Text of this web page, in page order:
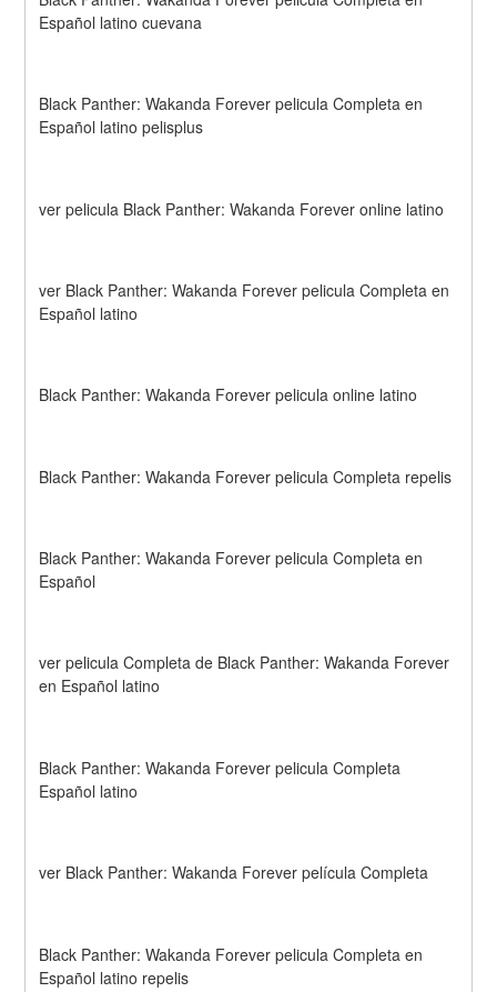
Español latino cuevana
Black Panther: Wakanda Forever pelicula Completa en
Español latino pelisplus
ver pelicula Black Panther: Wakanda Forever online latino
ver Black Panther: Wakanda Forever pelicula Completa en
Español latino
Black Panther: Wakanda Forever pelicula online latino
Black Panther: Wakanda Forever pelicula Completa repelis
Black Panther: Wakanda Forever pelicula Completa en
Español
ver pelicula Completa de Black Panther: Wakanda Forever
en Español latino
Black Panther: Wakanda Forever pelicula Completa
Español latino
ver Black Panther: Wakanda Forever película Completa
Black Panther: Wakanda Forever pelicula Completa en
Español latino repelis